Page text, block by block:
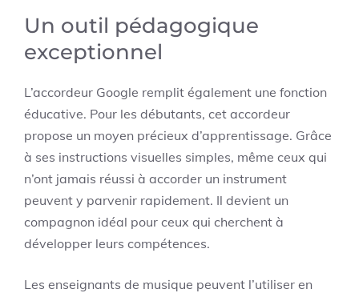
Un outil pédagogique
exceptionnel
L’accordeur Google remplit également une fonction
éducative. Pour les débutants, cet accordeur
propose un moyen précieux d’apprentissage. Grâce
à ses instructions visuelles simples, même ceux qui
n’ont jamais réussi à accorder un instrument
peuvent y parvenir rapidement. Il devient un
compagnon idéal pour ceux qui cherchent à
développer leurs compétences.
Les enseignants de musique peuvent l’utiliser en